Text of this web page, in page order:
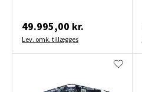
49.995,00 kr.
Lev. omk. tillægges